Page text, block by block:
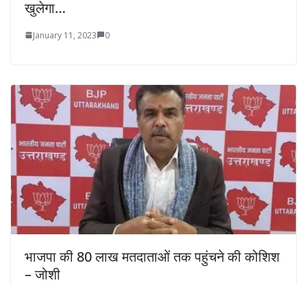
खुलेगा…
January 11, 2023 0
भाजपा की 80 लाख मतदाताओं तक पहुंचने की कोशिश
– जोशी